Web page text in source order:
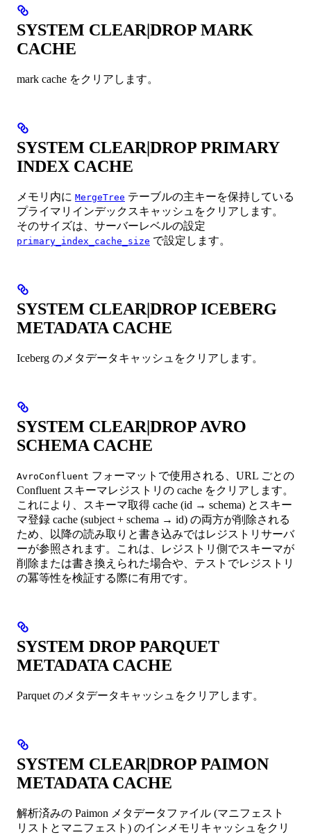
SYSTEM CLEAR|DROP MARK
CACHE
mark cache をクリアします。
SYSTEM CLEAR|DROP PRIMARY
INDEX CACHE
メモリ内に MergeTree テーブルの主キーを保持している
プライマリインデックスキャッシュをクリアします。
そのサイズは、サーバーレベルの設定
primary_index_cache_size で設定します。
SYSTEM CLEAR|DROP ICEBERG
METADATA CACHE
Iceberg のメタデータキャッシュをクリアします。
SYSTEM CLEAR|DROP AVRO
SCHEMA CACHE
AvroConfluent フォーマットで使用される、URL ごとの
Confluent スキーマレジストリの cache をクリアします。
これにより、スキーマ取得 cache (id → schema) とスキー
マ登録 cache (subject + schema → id) の両方が削除される
ため、以降の読み取りと書き込みではレジストリサーバ
ーが参照されます。これは、レジストリ側でスキーマが
削除または書き換えられた場合や、テストでレジストリ
の冪等性を検証する際に有用です。
SYSTEM DROP PARQUET
METADATA CACHE
Parquet のメタデータキャッシュをクリアします。
SYSTEM CLEAR|DROP PAIMON
METADATA CACHE
解析済みの Paimon メタデータファイル (マニフェスト
リストとマニフェスト) のインメモリキャッシュをクリ